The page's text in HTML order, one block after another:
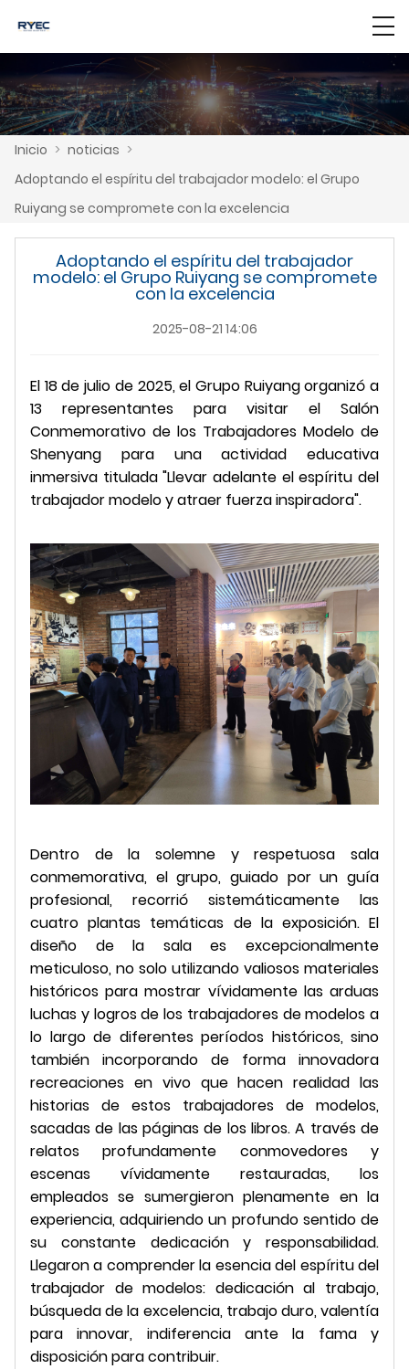
Inicio > noticias >
Adoptando el espíritu del trabajador modelo: el Grupo
Ruiyang se compromete con la excelencia
Adoptando el espíritu del trabajador
modelo: el Grupo Ruiyang se compromete
con la excelencia
2025-08-21 14:06
El 18 de julio de 2025, el Grupo Ruiyang organizó a
13 representantes para visitar el Salón
Conmemorativo de los Trabajadores Modelo de
Shenyang para una actividad educativa
inmersiva titulada "Llevar adelante el espíritu del
trabajador modelo y atraer fuerza inspiradora".
Dentro de la solemne y respetuosa sala
conmemorativa, el grupo, guiado por un guía
profesional, recorrió sistemáticamente las
cuatro plantas temáticas de la exposición. El
diseño de la sala es excepcionalmente
meticuloso, no solo utilizando valiosos materiales
históricos para mostrar vívidamente las arduas
luchas y logros de los trabajadores de modelos a
lo largo de diferentes períodos históricos, sino
también incorporando de forma innovadora
recreaciones en vivo que hacen realidad las
historias de estos trabajadores de modelos,
sacadas de las páginas de los libros. A través de
relatos profundamente conmovedores y
escenas vívidamente restauradas, los
empleados se sumergieron plenamente en la
experiencia, adquiriendo un profundo sentido de
su constante dedicación y responsabilidad.
Llegaron a comprender la esencia del espíritu del
trabajador de modelos: dedicación al trabajo,
búsqueda de la excelencia, trabajo duro, valentía
para innovar, indiferencia ante la fama y
disposición para contribuir.